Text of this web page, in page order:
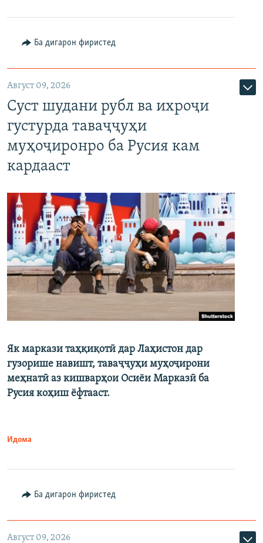
Ба дигарон фиристед
Август 09, 2026
Суст шудани рубл ва ихроҷи
густурда таваҷҷуҳи
муҳоҷиронро ба Русия кам
кардааст
Як маркази таҳқиқотӣ дар Лаҳистон дар
гузорише навишт, таваҷҷуҳи муҳоҷирони
меҳнатӣ аз кишварҳои Осиёи Марказӣ ба
Русия коҳиш ёфтааст.
Идома
Ба дигарон фиристед
Август 09, 2026